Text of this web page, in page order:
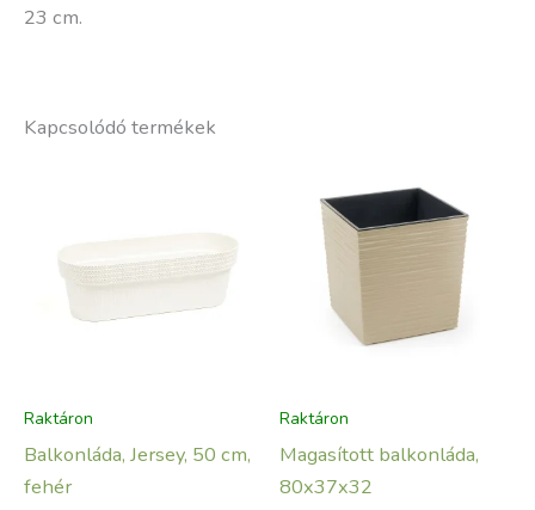
23 cm.
Kapcsolódó termékek
Raktáron
Balkonláda, Jersey, 50 cm,
fehér
Raktáron
Magasított balkonláda,
80x37x32